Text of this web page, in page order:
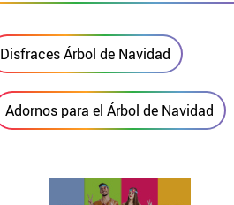
Disfraces Árbol de Navidad
Adornos para el Árbol de Navidad